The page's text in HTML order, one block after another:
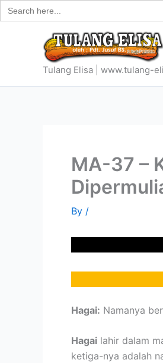
Search
for:
Skip
to
Tulang Elisa | www.tulang-
MA-37 –
By /
Hagai: Namanya
Hagai lahir dalam
ketiga-nya adalah